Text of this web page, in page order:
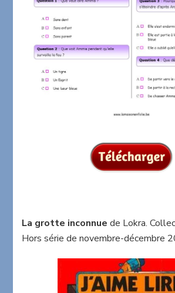
La grotte inconnue de Lokra.
Hors série de novembre-décembre